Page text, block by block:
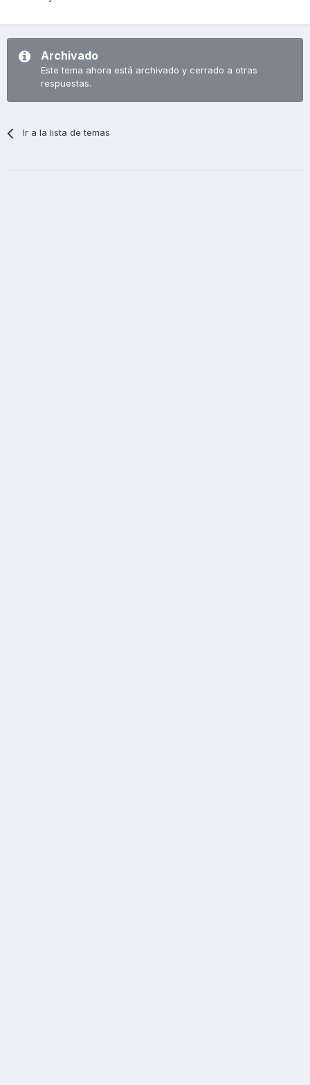
Archivado
Este tema ahora está archivado y cerrado a otras
respuestas.
Ir a la lista de temas